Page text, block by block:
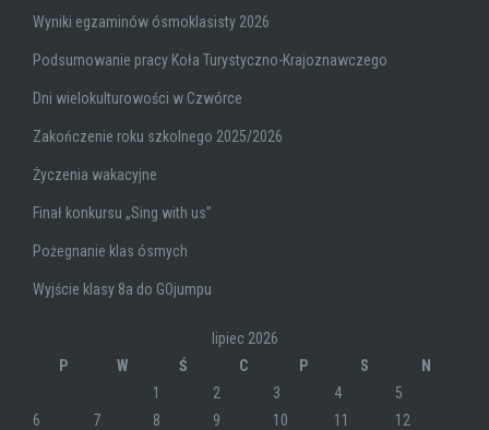
Wyniki egzaminów ósmoklasisty 2026
Podsumowanie pracy Koła Turystyczno-Krajoznawczego
Dni wielokulturowości w Czwórce
Zakończenie roku szkolnego 2025/2026
Życzenia wakacyjne
Finał konkursu „Sing with us”
Pożegnanie klas ósmych
Wyjście klasy 8a do GOjumpu
lipiec 2026
P
W Ś C P S
N
1
2 3 4
5
6
7 8 9 10 11
12